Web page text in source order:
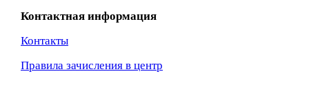
Контактная информация
Контакты
Правила зачисления в центр